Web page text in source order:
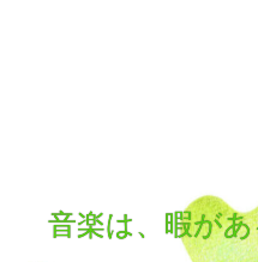
音楽は、暇があ